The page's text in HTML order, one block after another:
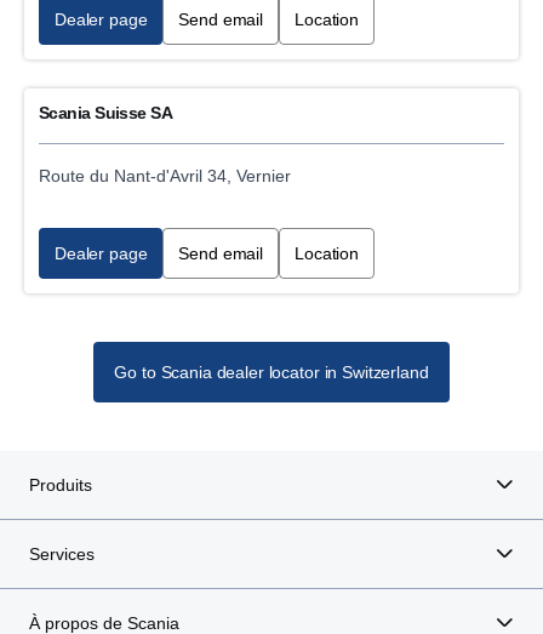
Dealer page Send email Location
Scania Suisse SA
Route du Nant-d'Avril 34, Vernier
Dealer page Send email Location
Go to Scania dealer locator in Switzerland
Produits
Services
À propos de Scania